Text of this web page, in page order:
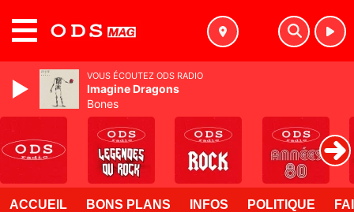
ACCUEIL BONS PLANS INFOS POLITIQUE
VOUS ÉCOUTEZ ODS RADIO
Imagine Dragons
Bones